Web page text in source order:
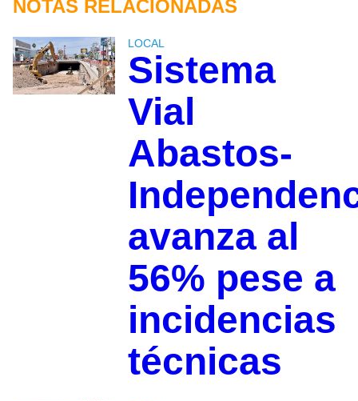
NOTAS RELACIONADAS
LOCAL
Sistema
Vial
Abastos-
avanza al
56% pese a
incidencias
técnicas